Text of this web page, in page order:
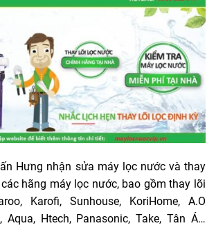
Hưng nhận sửa máy lọc nướcvà thay
hãng máy lọc nước, bao gồmthay lõi
, Karofi, Sunhouse, KoriHome, A.O
Aqua, Htech, Panasonic, Take, Tân Á…